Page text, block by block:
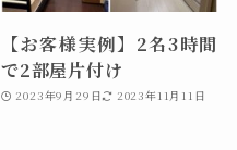
【お客様実例】2名3時間
で2部屋片付け
2023年9月29日 2023年11月11日